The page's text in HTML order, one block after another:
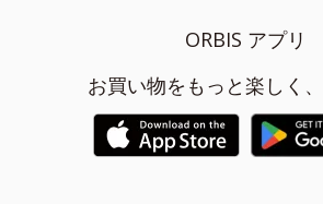
ORBIS アプリ
お買い物をもっと楽しく